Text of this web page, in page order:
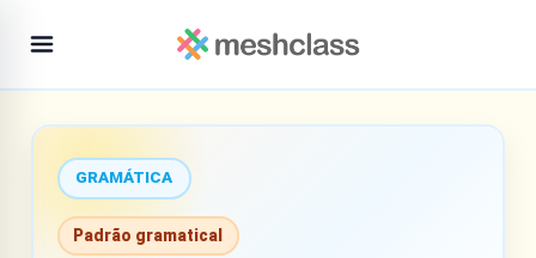
GRAMÁTICA
Padrão gramatical